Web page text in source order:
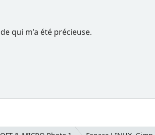
qui m'a été précieuse.